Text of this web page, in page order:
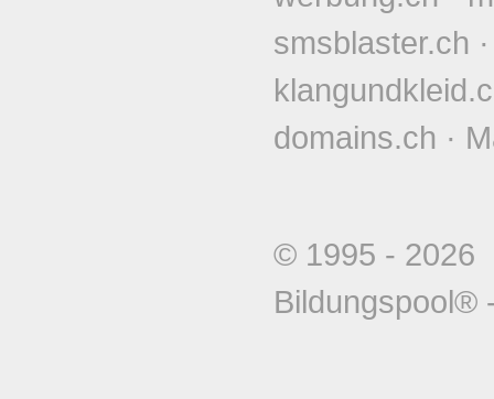
smsblaster.ch
domains.ch ·
© 1995 -
Bildungspool®